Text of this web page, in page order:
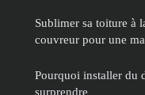
Sublimer sa toiture à
couvreur pour une
Pourquoi installer du
surprendre